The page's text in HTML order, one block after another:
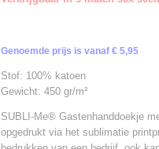
Genoemde prijs is vanaf € 5,95
Stof: 100% katoen
Gewicht: 450 gr/m²
SUBLI-Me® Gastenhanddoekje
opgedrukt via het sublimatie